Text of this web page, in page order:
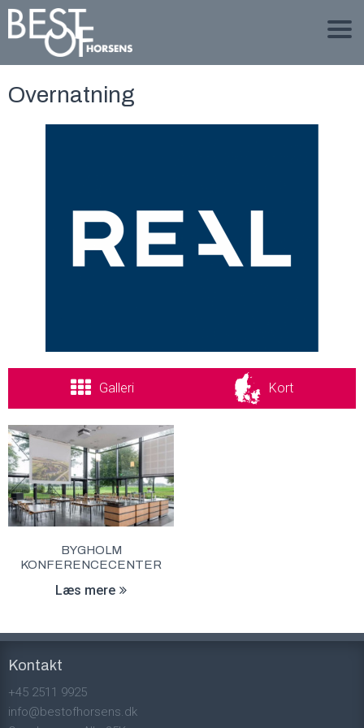
Overnatning
Galleri Kort
BYGHOLM
KONFERENCECENTER
Læs mere
Kontakt
+45 2511 9925
info@bestofhorsens.dk